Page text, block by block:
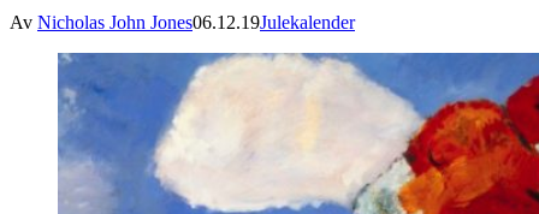
Av Nicholas John Jones06.12.19Julekalender